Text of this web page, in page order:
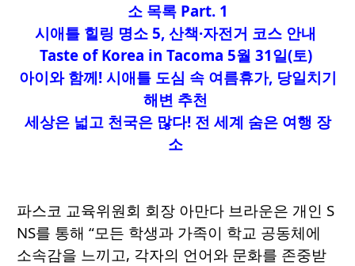
소 목록 Part. 1
시애틀 힐링 명소 5, 산책·자전거 코스 안내
Taste of Korea in Tacoma 5월 31일(토)
아이와 함께! 시애틀 도심 속 여름휴가, 당일치기
해변 추천
세상은 넓고 천국은 많다! 전 세계 숨은 여행 장
소
파스코 교육위원회 회장 아만다 브라운은 개인 S
NS를 통해 “모든 학생과 가족이 학교 공동체에
소속감을 느끼고, 각자의 언어와 문화를 존중받